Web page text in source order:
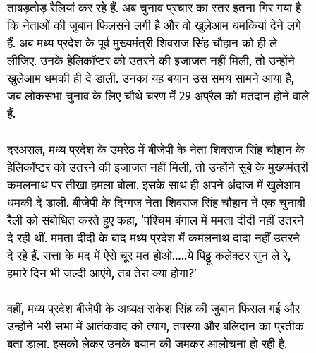
ताबड़तोड़ रैलियां कर रहे हैं. अब चुनाव प्रचार का स्तर इतना गिर गया है
कि नेताओं की जुबान फिलसने लगी है और वो खुलेआम धमकियां देने लगे
हैं. अब मध्य प्रदेश के पूर्व मुख्यमंत्री शिवराज सिंह चौहान को ही ले
लीजिए. उनके हेलिकॉप्टर को उतरने की इजाजत नहीं मिली, तो उन्होंने
खुलेआम धमकी ही दे डाली. उनका यह बयान उस समय सामने आया है,
जब लोकसभा चुनाव के लिए चौथे चरण में 29 अप्रैल को मतदान होने वाले
हैं.
दरअसल, मध्य प्रदेश के उमरेठ में बीजेपी के नेता शिवराज सिंह चौहान के
हेलिकॉप्टर को उतरने की इजाजत नहीं मिली, तो उन्होंने सूबे के मुख्यमंत्री
कमलनाथ पर तीखा हमला बोला. इसके साथ ही अपने अंदाज में खुलेआम
धमकी दे डाली. बीजेपी के दिग्गज नेता शिवराज सिंह चौहान ने एक चुनावी
रैली को संबोधित करते हुए कहा, ‘पश्चिम बंगाल में ममता दीदी नहीं उतरने
दे रही थीं. ममता दीदी के बाद मध्य प्रदेश में कमलनाथ दादा नहीं उतरने
दे रहे हैं. सत्ता के मद में ऐसे चूर मत होओ…..ये पिठ्ठू कलेक्टर सुन ले रे,
हमारे दिन भी जल्दी आएंगे, तब तेरा क्या होगा?’
वहीं, मध्य प्रदेश बीजेपी के अध्यक्ष राकेश सिंह की जुबान फिसल गई और
उन्होंने भरी सभा में आतंकवाद को त्याग, तपस्या और बलिदान का प्रतीक
बता डाला. इसको लेकर उनके बयान की जमकर आलोचना हो रही है.